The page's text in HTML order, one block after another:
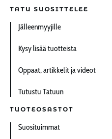
TATU SUOSITTELEE
Jälleenmyyjille
Kysy lisää tuotteista
Oppaat, artikkelit ja videot
Tutustu Tatuun
TUOTEOSASTOT
Suosituimmat